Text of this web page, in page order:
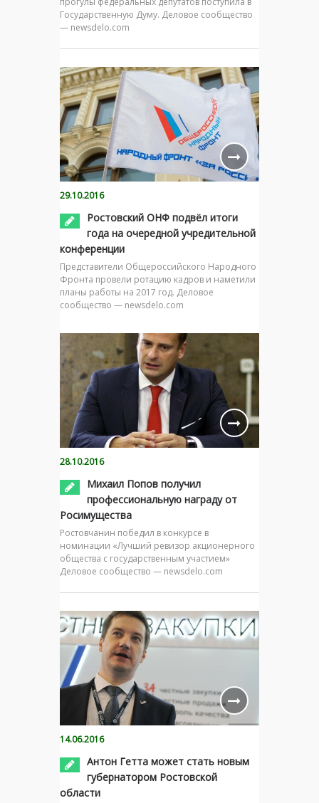
Государственную Думу. Деловое сообщество
— newsdelo.com
29.10.2016
Ростовский ОНФ подвёл итоги
года на очередной учредительной
конференции
Представители Общероссийского Народного
Фронта провели ротацию кадров и наметили
планы работы на 2017 год. Деловое
сообщество — newsdelo.com
28.10.2016
Михаил Попов получил
профессиональную награду от
Росимущества
Ростовчанин победил в конкурсе в
номинации «Лучший ревизор акционерного
общества с государственным участием»
Деловое сообщество — newsdelo.com
14.06.2016
Антон Гетта может стать новым
губернатором Ростовской
области